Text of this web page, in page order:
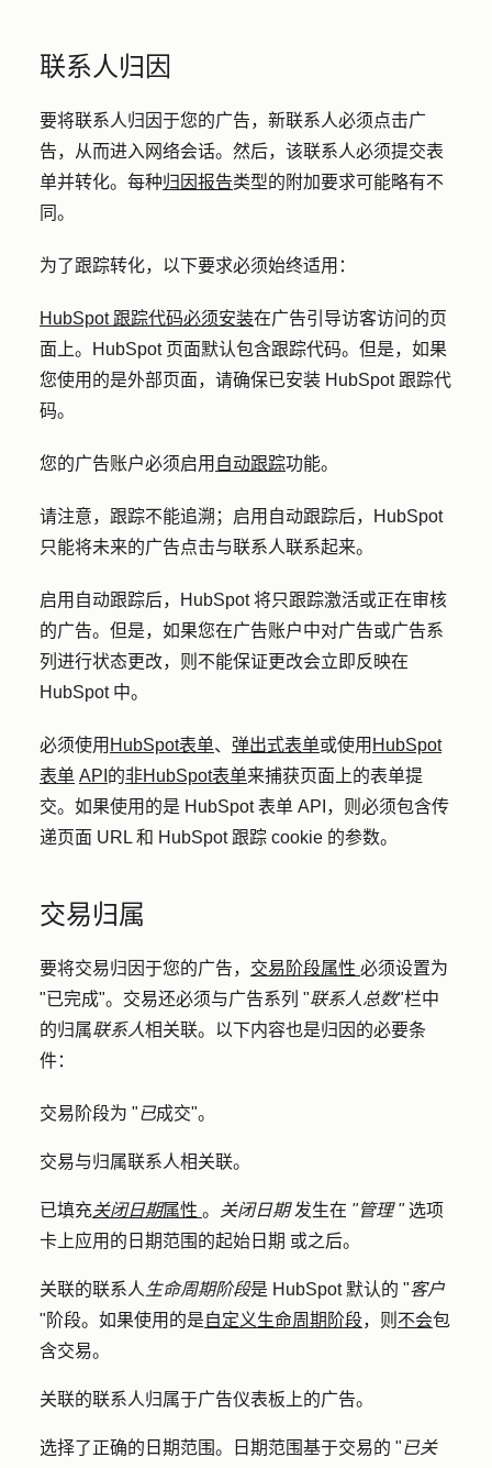
联系人归因
要将联系人归因于您的广告，新联系人必须点击广
告，从而进入网络会话。然后，该联系人必须提交表
单并转化。每种归因报告类型的附加要求可能略有不
同。
为了跟踪转化，以下要求必须始终适用：
HubSpot 跟踪代码必须安装在广告引导访客访问的页
面上。HubSpot 页面默认包含跟踪代码。但是，如果
您使用的是外部页面，请确保已安装 HubSpot 跟踪代
码。
您的广告账户必须启用 自动跟踪功能。
请注意，跟踪不能追溯；启用自动跟踪后，HubSpot
只能将未来的广告点击与联系人联系起来。
启用自动跟踪后，HubSpot 将只跟踪激活或正在审核
的广告。但是，如果您在广告账户中对广告或广告系
列进行状态更改，则不能保证更改会立即反映在
HubSpot 中。
必须使用 HubSpot表单、 弹出式表单或使用 HubSpot
表单 API 的非HubSpot表单来捕获页面上的表单提
交。如果使用的是 HubSpot 表单 API，则必须包含传
递页面 URL 和 HubSpot 跟踪 cookie 的参数。
交易归属
要将交易归因于您的广告， 交易阶段属性 必须设置为
"已完成"。交易还必须与广告系列 "联系人总数"栏中
的归属联系人相关联。以下内容也是归因的必要条
件：
交易阶段为 "已成交"。
交易与归属联系人相关联。
已填充关闭日期属性 。 关闭日期发生在 "管理 "选项
卡上应用的日期范围的起始日期 或之后。
关联的联系人 生命周期阶段是 HubSpot 默认的 "客户
"阶段。如果使用的是自定义生命周期阶段，则 不会包
含交易。
关联的联系人归属于广告仪表板上的广告。
选择了正确的日期范围。日期范围基于交易的 "已关